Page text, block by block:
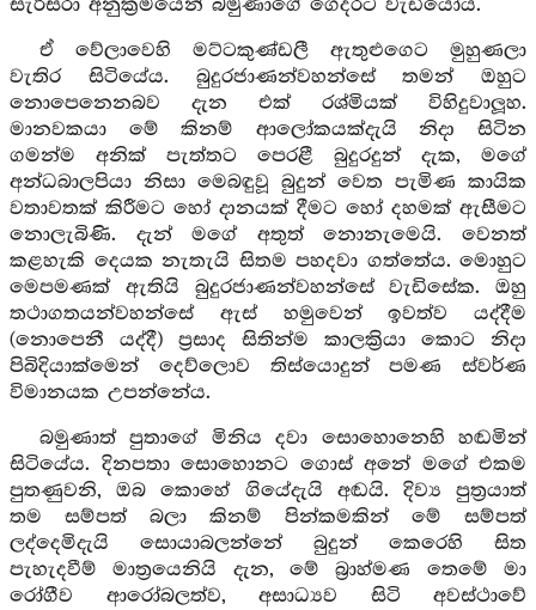
සැරිසරා අනුක්‍රමයෙන් බමුණාගේ ගෙදරට වැඩියෝය.
ඒ වේලාවෙහි මට්ටකුණ්ඩලී ඇතුළුගෙට මුහුණලා
වැතිර සිටියේය. බුදුරජාණන්වහන්සේ තමන් ඔහුට
නොපෙනෙනබව දැන එක් රශ්මියක් විහිදුවාලූහ.
මානවකයා මේ කිනම් ආලෝකයක්දැයි නිදා සිටින
ගමන්ම අනික් පැත්තට පෙරළී බුදුරදුන් දැක, මගේ
අන්ධබාලපියා නිසා මෙබඳුවූ බුදුන් වෙත පැමිණ කායික
වතාවතක් කිරීමට හෝ දානයක් දීමට හෝ දහමක් ඇසීමට
නොලැබිණි. දැන් මගේ අතුත් නොනැමෙයි. වෙනත්
කළහැකි දෙයක නැතැයි සිතම පහදවා ගත්තේය. මොහුට
මෙපමණක් ඇතියි බුදුරජාණන්වහන්සේ වැඩිසේක. ඔහු
තථාගතයන්වහන්සේ ඇස් හමුවෙන් ඉවත්ව යද්දීම
(නොපෙනී යද්දී) ප්‍රසාද සිතින්ම කාලක්‍රියා කොට නිදා
පිබිදියාක්මෙන් දෙව්ලොව තිස්යොදුන් පමණ ස්වර්ණ
විමානයක උපන්නේය.
බමුණාත් පුතාගේ මිනිය දවා සොහොනෙහි හඬමින්
සිටියේය. දිනපතා සොහොනට ගොස් අනේ මගේ එකම
පුතණුවනි, ඔබ කොහේ ගියේදැයි අඬයි. දිව්‍ය පුත්‍රයාත්
තම සම්පත් බලා කිනම් පින්කමකින් මේ සම්පත්
ලද්දෙමිදැයි සොයාබලන්නේ බුදුන් කෙරෙහි සිත
පැහැදවීම් මාත්‍රයෙනියි දැන, මේ බ්‍රාහ්මණ තෙමේ මා
රෝගීව ආරෝබලත්ව, අසාධ්‍යව සිටි අවස්ථාවේ